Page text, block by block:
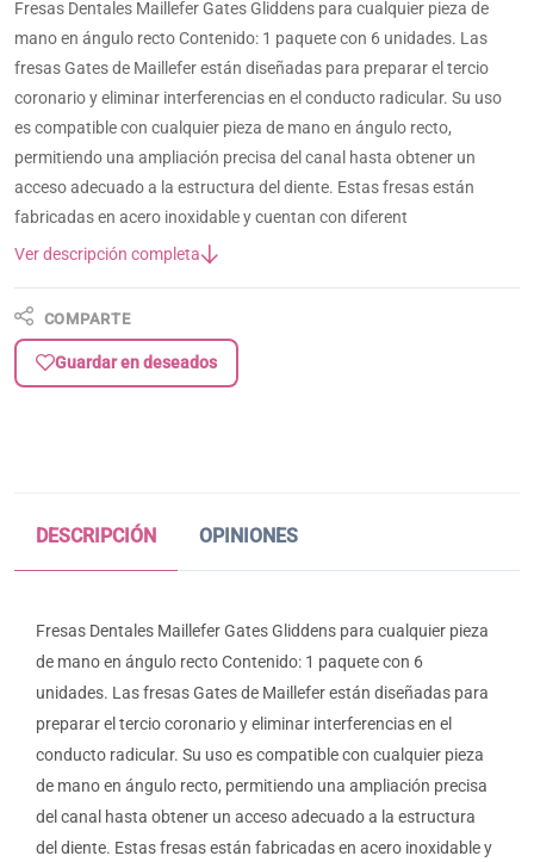
Fresas Dentales Maillefer Gates Gliddens para cualquier pieza de
mano en ángulo recto Contenido: 1 paquete con 6 unidades. Las
fresas Gates de Maillefer están diseñadas para preparar el tercio
coronario y eliminar interferencias en el conducto radicular. Su uso
es compatible con cualquier pieza de mano en ángulo recto,
permitiendo una ampliación precisa del canal hasta obtener un
acceso adecuado a la estructura del diente. Estas fresas están
fabricadas en acero inoxidable y cuentan con diferent
Ver descripción completa
COMPARTE
Guardar en deseados
DESCRIPCIÓN OPINIONES
Fresas Dentales Maillefer Gates Gliddens para cualquier pieza
de mano en ángulo recto Contenido: 1 paquete con 6
unidades. Las fresas Gates de Maillefer están diseñadas para
preparar el tercio coronario y eliminar interferencias en el
conducto radicular. Su uso es compatible con cualquier pieza
de mano en ángulo recto, permitiendo una ampliación precisa
del canal hasta obtener un acceso adecuado a la estructura
del diente. Estas fresas están fabricadas en acero inoxidable y